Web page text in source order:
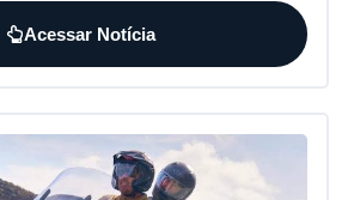
Acessar Notícia